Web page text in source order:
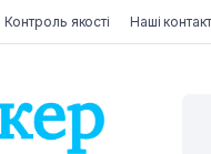
Контроль якості Наші